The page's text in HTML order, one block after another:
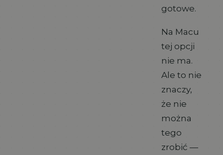
gotowe.
Na Macu
tej opcji
nie ma.
Ale to nie
znaczy,
że nie
można
tego
zrobić —